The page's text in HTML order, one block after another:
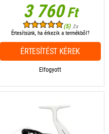
3 760Ft
(5) 2x
Elfogyott
Értesítsünk, ha érkezik a termékből?
ÉRTESÍTÉST KÉREK